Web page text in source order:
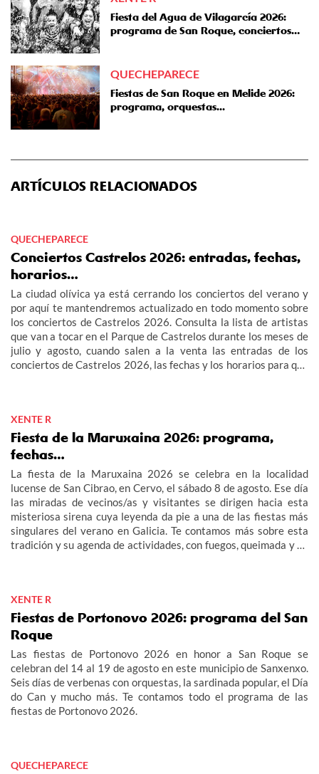
Fiesta del Agua de Vilagarcía 2026:
programa de San Roque, conciertos…
QUECHEPARECE
Fiestas de San Roque en Melide 2026:
programa, orquestas...
ARTÍCULOS RELACIONADOS
QUECHEPARECE
Conciertos Castrelos 2026: entradas, fechas,
horarios…
La ciudad olívica ya está cerrando los conciertos del verano y
por aquí te mantendremos actualizado en todo momento sobre
los conciertos de Castrelos 2026. Consulta la lista de artistas
que van a tocar en el Parque de Castrelos durante los meses de
julio y agosto, cuando salen a la venta las entradas de los
conciertos de Castrelos 2026, las fechas y los horarios para que
XENTE R
Fiesta de la Maruxaina 2026: programa,
fechas…
La fiesta de la Maruxaina 2026 se celebra en la localidad
lucense de San Cibrao, en Cervo, el sábado 8 de agosto. Ese día
las miradas de vecinos/as y visitantes se dirigen hacia esta
misteriosa sirena cuya leyenda da pie a una de las fiestas más
singulares del verano en Galicia. Te contamos más sobre esta
tradición y su agenda de actividades, con fuegos, queimada y un
XENTE R
Fiestas de Portonovo 2026: programa del San
Roque
Las fiestas de Portonovo 2026 en honor a San Roque se
celebran del 14 al 19 de agosto en este municipio de Sanxenxo.
Seis días de verbenas con orquestas, la sardinada popular, el Día
do Can y mucho más. Te contamos todo el programa de las
fiestas de Portonovo 2026.
QUECHEPARECE